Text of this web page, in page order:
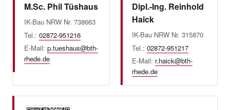
M.Sc. Phil Tüshaus
IK-Bau NRW Nr. 738663
Tel.: 02872-951216
E-Mail: p.tueshaus@bth-
rhede.de
Dipl.-Ing. Reinhold
Haick
IK-Bau NRW Nr. 315870
Tel.: 02872-951217
E-Mail: r.haick@bth-
rhede.de